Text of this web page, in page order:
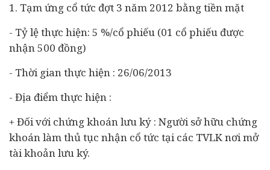
1. Tạm ứng cổ tức đợt 3 năm 2012 bằng tiền mặt
- Tỷ lệ thực hiện: 5 %/cổ phiếu (01 cổ phiếu được
nhận 500 đồng)
- Thời gian thực hiện : 26/06/2013
- Địa điểm thực hiện :
+ Đối với chứng khoán lưu ký : Người sở hữu chứng
khoán làm thủ tục nhận cổ tức tại các TVLK nơi mở
tài khoản lưu ký.